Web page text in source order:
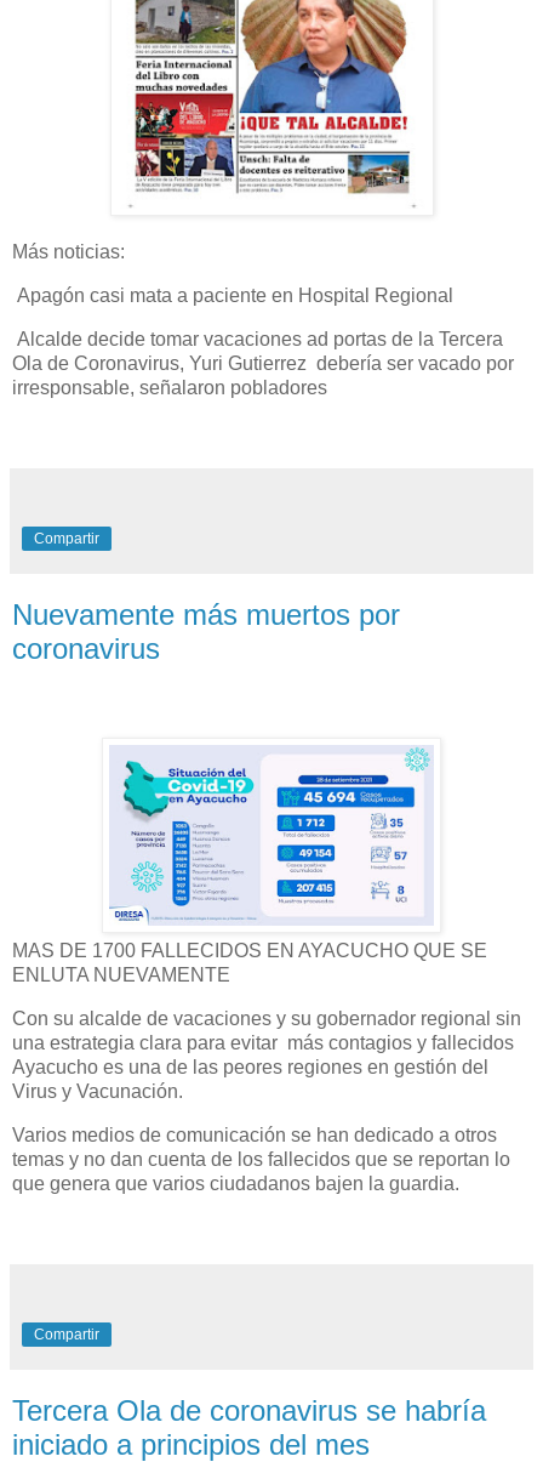
Más noticias:
Apagón casi mata a paciente en Hospital Regional
Alcalde decide tomar vacaciones ad portas de la Tercera
Ola de Coronavirus, Yuri Gutierrez debería ser vacado por
irresponsable, señalaron pobladores
Compartir
Nuevamente más muertos por
coronavirus
MAS DE 1700 FALLECIDOS EN AYACUCHO QUE SE
ENLUTA NUEVAMENTE
Con su alcalde de vacaciones y su gobernador regional sin
una estrategia clara para evitar más contagios y fallecidos
Ayacucho es una de las peores regiones en gestión del
Virus y Vacunación.
Varios medios de comunicación se han dedicado a otros
temas y no dan cuenta de los fallecidos que se reportan lo
que genera que varios ciudadanos bajen la guardia.
Compartir
Tercera Ola de coronavirus se habría
iniciado a principios del mes